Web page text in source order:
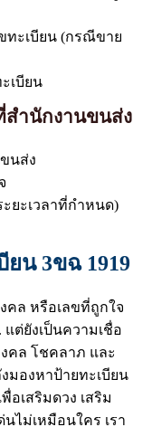
ทะเบียน (กรณีขาย
เบียน
ำนักงานขนส่ง
นส่ง
ยะเวลาที่กำหนด)
ยน 3ขฉ 1919
คล หรือเลขที่ถูกใจ
ต่ยังเป็นความเชื่อ
คล โชคลาภ และ
มองหาป้ายทะเบียน
อเสริมดวง เสริม
ไม่เหมือนใคร เรา